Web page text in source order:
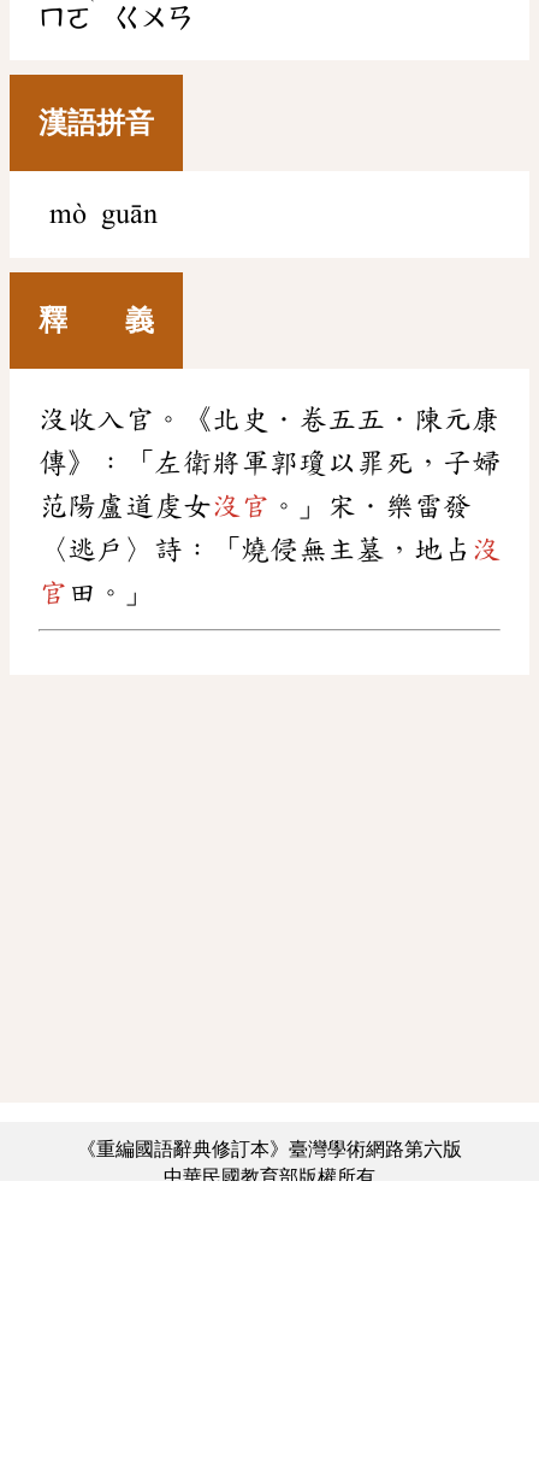
ㄇㄛ ㄍㄨㄢ
漢語拼音
mò guān
釋 義
沒收入官。《北史．卷五五．陳元康
傳》：「左衛將軍郭瓊以罪死，子婦
范陽盧道虔女沒官 。」宋．樂雷發
〈逃戶〉詩：「燒侵無主墓，地占 沒
官 田。」
《重編國語辭典修訂本》臺灣學術網路第六版
中華民國教育部版權所有